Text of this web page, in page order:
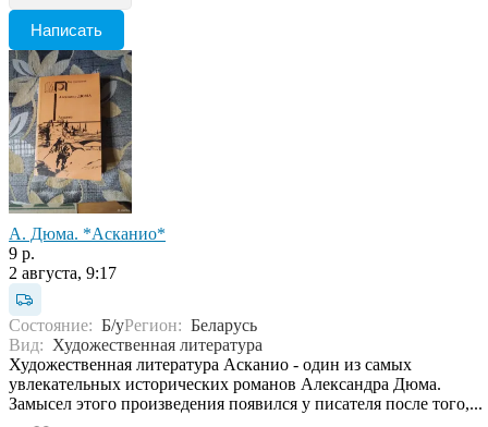
Написать
А. Дюма. *Асканио*
9 р.
2 августа, 9:17
Состояние: Б/уРегион: Беларусь
Вид: Художественная литература
Художественная литература Асканио - один из самых
увлекательных исторических романов Александра Дюма.
Замысел этого произведения появился у писателя после того,...